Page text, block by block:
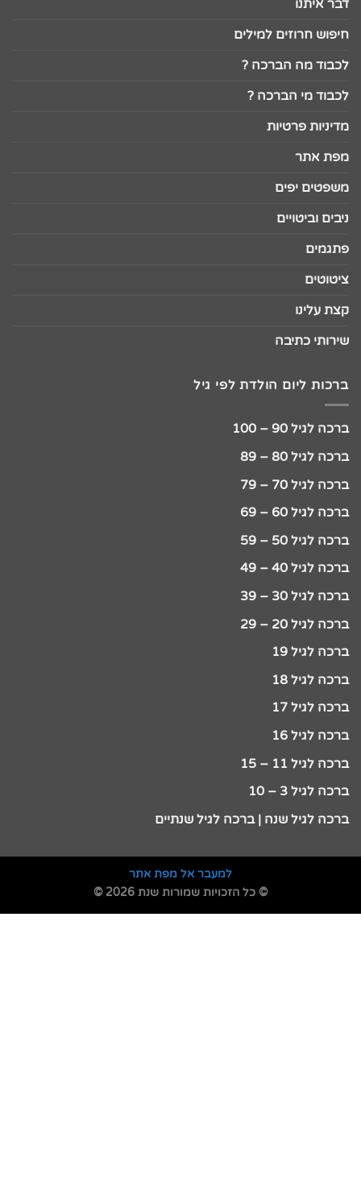
דבר איתנו
חיפוש חרוזים למילים
לכבוד מה הברכה ?
לכבוד מי הברכה ?
מדיניות פרטיות
מפת אתר
משפטים יפים
ניבים וביטויים
פתגמים
ציטוטים
קצת עלינו
שירותי כתיבה
ברכות ליום הולדת לפי גיל
ברכה לגיל 90 – 100
ברכה לגיל 80 – 89
ברכה לגיל 70 – 79
ברכה לגיל 60 – 69
ברכה לגיל 50 – 59
ברכה לגיל 40 – 49
ברכה לגיל 30 – 39
ברכה לגיל 20 – 29
ברכה לגיל 19
ברכה לגיל 18
ברכה לגיל 17
ברכה לגיל 16
ברכה לגיל 11 – 15
ברכה לגיל 3 – 10
ברכה לגיל שנה | ברכה לגיל שנתיים
למעבר אל מפת אתר
© כל הזכויות שמורות שנת 2026 ©